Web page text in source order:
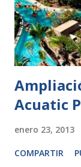
Acuatic
enero 23, 2013
COMPARTIR